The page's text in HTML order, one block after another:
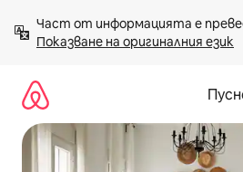
към
съдържанието
Показване на оригиналния език